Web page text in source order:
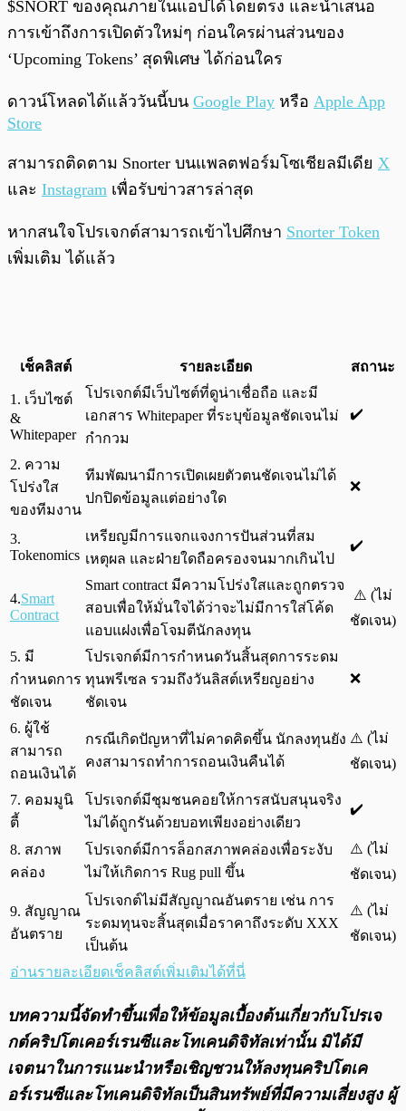
$SNORT ของคุณภายในแอปได้โดยตรง และนำเสนอ
การเข้าถึงการเปิดตัวใหม่ๆ ก่อนใครผ่านส่วนของ
‘Upcoming Tokens’ สุดพิเศษ ได้ก่อนใคร
ดาวน์โหลดได้แล้ววันนี้บน Google Play หรือ Apple App
Store
สามารถติดตาม Snorter บนแพลตฟอร์มโซเชียลมีเดีย X
และ Instagram เพื่อรับข่าวสารล่าสุด
หากสนใจโปรเจกต์สามารถเข้าไปศึกษา Snorter Token
เพิ่มเติม ได้แล้ว
เช็คลิสต์ รายละเอียด สถานะ
1. เว็บไซต์
&
Whitepaper
โปรเจกต์มีเว็บไซต์ที่ดูน่าเชื่อถือ และมี
เอกสาร Whitepaper ที่ระบุข้อมูลชัดเจนไม่
กำกวม
✔️
2. ความ
โปร่งใส
ของทีมงาน
ทีมพัฒนามีการเปิดเผยตัวตนชัดเจนไม่ได้
ปกปิดข้อมูลแต่อย่างใด
❌
3.
Tokenomics
เหรียญมีการแจกแจงการปันส่วนที่สม
เหตุผล และฝ่ายใดถือครองจนมากเกินไป
✔️
4.Smart
Contract
Smart contract มีความโปร่งใสและถูกตรวจ
สอบเพื่อให้มั่นใจได้ว่าจะไม่มีการใส่โค้ด
แอบแฝงเพื่อโจมตีนักลงทุน
⚠️ (ไม่
ชัดเจน)
5. มี
กำหนดการ
ชัดเจน
โปรเจกต์มีการกำหนดวันสิ้นสุดการระดม
ทุนพรีเซล รวมถึงวันลิสต์เหรียญอย่าง
ชัดเจน
❌
6. ผู้ใช้
สามารถ
ถอนเงินได้
กรณีเกิดปัญหาที่ไม่คาดคิดขึ้น นักลงทุนยัง
คงสามารถทำการถอนเงินคืนได้
⚠️ (ไม่
ชัดเจน)
7. คอมมูนิ
ตี้
โปรเจกต์มีชุมชนคอยให้การสนับสนุนจริง
ไม่ได้ถูกรันด้วยบอทเพียงอย่างเดียว
✔️
8. สภาพ
คล่อง
โปรเจกต์มีการล็อกสภาพคล่องเพื่อระงับ
ไม่ให้เกิดการ Rug pull ขึ้น
⚠️ (ไม่
ชัดเจน)
9. สัญญาณ
อันตราย
โปรเจกต์ไม่มีสัญญาณอันตราย เช่น การ
ระดมทุนจะสิ้นสุดเมื่อราคาถึงระดับ XXX
เป็นต้น
⚠️ (ไม่
ชัดเจน)
อ่านรายละเอียดเช็คลิสต์เพิ่มเติมได้ที่นี่
บทความนี้จัดทำขึ้นเพื่อให้ข้อมูลเบื้องต้นเกี่ยวกับโปรเจ
กต์คริปโตเคอร์เรนซีและโทเคนดิจิทัลเท่านั้น มิได้มี
เจตนาในการแนะนำหรือเชิญชวนให้ลงทุนคริปโตเค
อร์เรนซีและโทเคนดิจิทัลเป็นสินทรัพย์ที่มีความเสี่ยงสูง ผู้